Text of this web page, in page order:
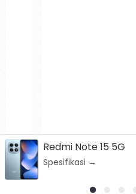
Xiaomi Redmi Note
14 4G